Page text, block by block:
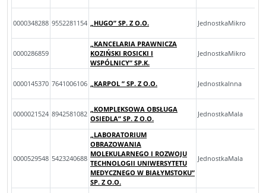
0000348288 9552281154 „HUGO” SP. Z O.O. JednostkaMikro
0000286859
„KANCELARIA PRAWNICZA
KOZIŃSKI ROSICKI I
WSPÓLNICY” SP.K.
JednostkaMikro
0000145370 7641006106 „KARPOL ” SP. Z O.O. JednostkaInna
0000021524 8942581082
„KOMPLEKSOWA OBSŁUGA
OSIEDLA” SP. Z O.O.
JednostkaMala
0000529548 5423240688
„LABORATORIUM
OBRAZOWANIA
MOLEKULARNEGO I ROZWOJU
TECHNOLOGII UNIWERSYTETU
MEDYCZNEGO W BIAŁYMSTOKU”
SP. Z O.O.
JednostkaMala